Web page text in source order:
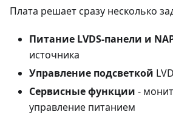
Плата решает сразу несколько
Питание LVDS-панели и
источника
Управление подсветкой
Сервисные функции -
управление питанием